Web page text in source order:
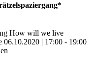
How will we live
06.10.2020 | 17:00 - 19:00